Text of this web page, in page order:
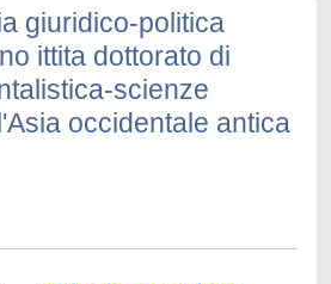
giuridico-politica
ittita dottorato di
scienze
occidentale antica